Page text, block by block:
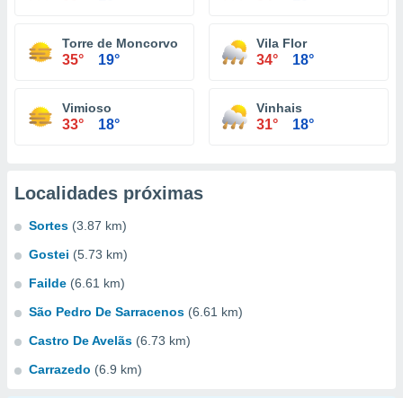
Torre de Moncorvo
35° 19°
Vila Flor
34° 18°
Vimioso
33° 18°
Vinhais
31° 18°
Localidades próximas
Sortes (3.87 km)
Gostei (5.73 km)
Failde (6.61 km)
São Pedro De Sarracenos (6.61 km)
Castro De Avelãs (6.73 km)
Carrazedo (6.9 km)